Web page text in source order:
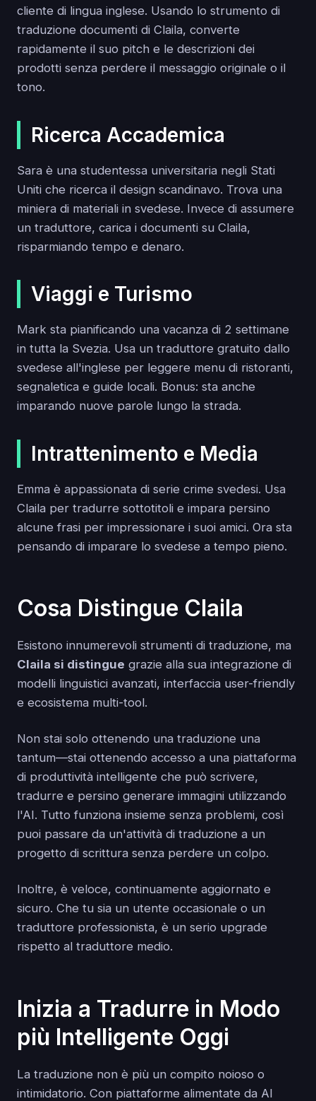
cliente di lingua inglese. Usando lo strumento di
traduzione documenti di Claila, converte
rapidamente il suo pitch e le descrizioni dei
prodotti senza perdere il messaggio originale o il
tono.
Ricerca Accademica
Sara è una studentessa universitaria negli Stati
Uniti che ricerca il design scandinavo. Trova una
miniera di materiali in svedese. Invece di assumere
un traduttore, carica i documenti su Claila,
risparmiando tempo e denaro.
Viaggi e Turismo
Mark sta pianificando una vacanza di 2 settimane
in tutta la Svezia. Usa un traduttore gratuito dallo
svedese all'inglese per leggere menu di ristoranti,
segnaletica e guide locali. Bonus: sta anche
imparando nuove parole lungo la strada.
Intrattenimento e Media
Emma è appassionata di serie crime svedesi. Usa
Claila per tradurre sottotitoli e impara persino
alcune frasi per impressionare i suoi amici. Ora sta
pensando di imparare lo svedese a tempo pieno.
Cosa Distingue Claila
Esistono innumerevoli strumenti di traduzione, ma
Claila si distingue grazie alla sua integrazione di
modelli linguistici avanzati, interfaccia user-friendly
e ecosistema multi-tool.
Non stai solo ottenendo una traduzione una
tantum—stai ottenendo accesso a una piattaforma
di produttività intelligente che può scrivere,
tradurre e persino generare immagini utilizzando
l'AI. Tutto funziona insieme senza problemi, così
puoi passare da un'attività di traduzione a un
progetto di scrittura senza perdere un colpo.
Inoltre, è veloce, continuamente aggiornato e
sicuro. Che tu sia un utente occasionale o un
traduttore professionista, è un serio upgrade
rispetto al traduttore medio.
Inizia a Tradurre in Modo
più Intelligente Oggi
La traduzione non è più un compito noioso o
intimidatorio. Con piattaforme alimentate da AI